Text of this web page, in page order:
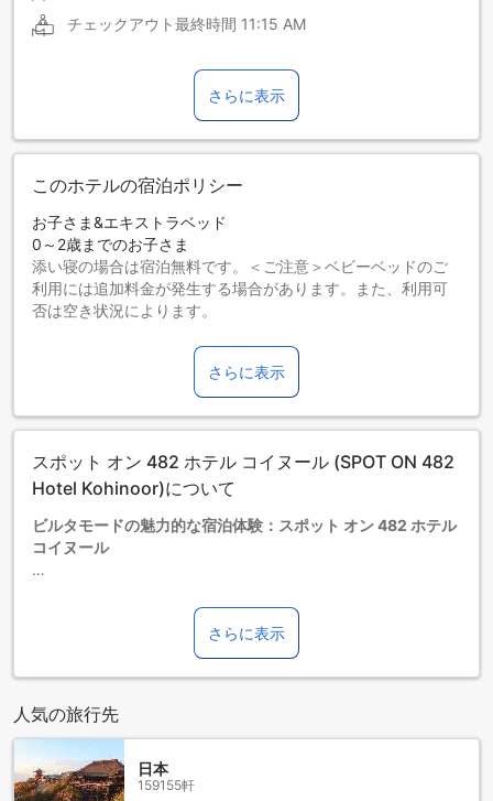
チェックアウト最終時間 11:15 AM
さらに表示
このホテルの宿泊ポリシー
お子さま&エキストラベッド
0～2歳までのお子さま
添い寝の場合は宿泊無料です。＜ご注意＞ベビーベッドのご
利用には追加料金が発生する場合があります。また、利用可
否は空き状況によります。
添い寝の場合は宿泊無料です。
6歳以上の宿泊者は大人とみなされます。
エキストラベッドの追加可否は、ルームタイプにより異なり
ます。各ルームタイプ欄の記載をお確かめください。ルーム
ていない場合は、エキストラベッドの追加はできません。
【ご注意】6部屋以上をご予約の場合は、異なるご予約条件や
さらに表示
スポット オン 482 ホテル コイヌール (SPOT ON 482
Hotel Kohinoor)について
ビルタモードの魅力的な宿泊体験：スポット オン 482 ホテル
コイヌール
ビルタモードに位置するお手頃な2つ星ホテルです。快適な滞
在をお約束するこのホテルは、チェックインは午後12時15分
から可能で、チェックアウトは午前11時15分までとなってお
り、ゆったりとした時間を過ごすことができます。家族連れ
にも優しいポリシーを採用しており、3歳から5歳までの子供
は無料で宿泊できるため、安心してご家族での旅行をお楽し
みいただけます。
スポット オン 482 ホテル コイヌールのエンターテインメント
さらに表示
人気の旅行先
日本
159155軒